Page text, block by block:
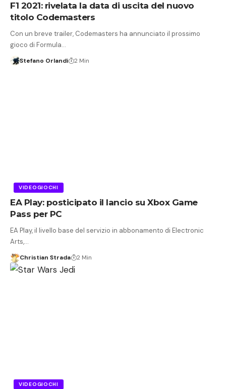
F1 2021: rivelata la data di uscita del nuovo
titolo Codemasters
Con un breve trailer, Codemasters ha annunciato il prossimo
gioco di Formula…
Stefano Orlandi 2 Min
VIDEOGIOCHI
EA Play: posticipato il lancio su Xbox Game
Pass per PC
EA Play, il livello base del servizio in abbonamento di Electronic
Arts,…
Christian Strada 2 Min
VIDEOGIOCHI